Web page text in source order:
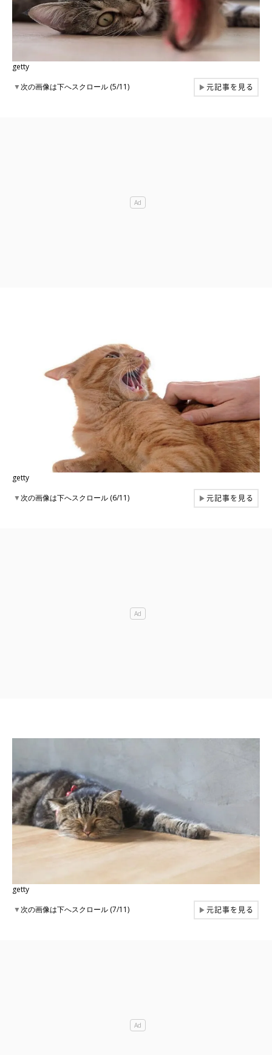
getty
▼次の画像は下へスクロール (5/11) ▶元記事を見る
getty
▼次の画像は下へスクロール (6/11) ▶元記事を見る
getty
▼次の画像は下へスクロール (7/11) ▶元記事を見る